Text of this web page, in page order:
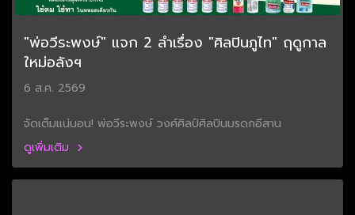
"พ่อวีระพงษ์" แจก 2 ลำเรื่อง "ศิลปินภูไท" ฤดูกาล
ใหม่อลังฯ
6 ส.ค. 2569
จัดเต็มแน่นอน! พ่อวีระพงษ์ วงศ์ศิลป์ศิลปินมรดกอีสาน
ดูเพิ่มเติม